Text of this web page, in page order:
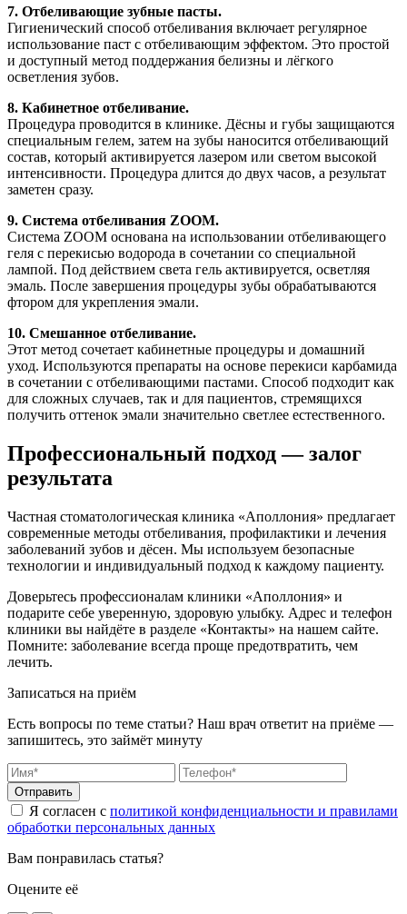
7. Отбеливающие зубные пасты.
Гигиенический способ отбеливания включает регулярное
использование паст с отбеливающим эффектом. Это простой
и доступный метод поддержания белизны и лёгкого
осветления зубов.
8. Кабинетное отбеливание.
Процедура проводится в клинике. Дёсны и губы защищаются
специальным гелем, затем на зубы наносится отбеливающий
состав, который активируется лазером или светом высокой
интенсивности. Процедура длится до двух часов, а результат
заметен сразу.
9. Система отбеливания ZOOM.
Система ZOOM основана на использовании отбеливающего
геля с перекисью водорода в сочетании со специальной
лампой. Под действием света гель активируется, осветляя
эмаль. После завершения процедуры зубы обрабатываются
фтором для укрепления эмали.
10. Смешанное отбеливание.
Этот метод сочетает кабинетные процедуры и домашний
уход. Используются препараты на основе перекиси карбамида
в сочетании с отбеливающими пастами. Способ подходит как
для сложных случаев, так и для пациентов, стремящихся
получить оттенок эмали значительно светлее естественного.
Профессиональный подход — залог
результата
Частная стоматологическая клиника «Аполлония» предлагает
современные методы отбеливания, профилактики и лечения
заболеваний зубов и дёсен. Мы используем безопасные
технологии и индивидуальный подход к каждому пациенту.
Доверьтесь профессионалам клиники «Аполлония» и
подарите себе уверенную, здоровую улыбку. Адрес и телефон
клиники вы найдёте в разделе «Контакты» на нашем сайте.
Помните: заболевание всегда проще предотвратить, чем
лечить.
Записаться на приём
Есть вопросы по теме статьи? Наш врач ответит на приёме —
запишитесь, это займёт минуту
Отправить
Я согласен с политикой конфиденциальности и правилами
обработки персональных данных
Вам понравилась статья?
Оцените её